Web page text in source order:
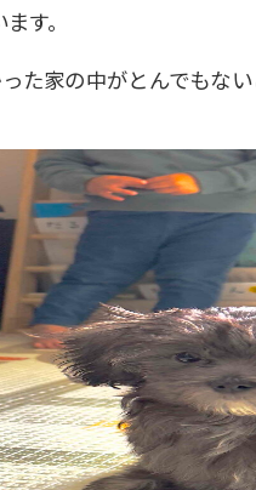
す。
家の中がとんでもない